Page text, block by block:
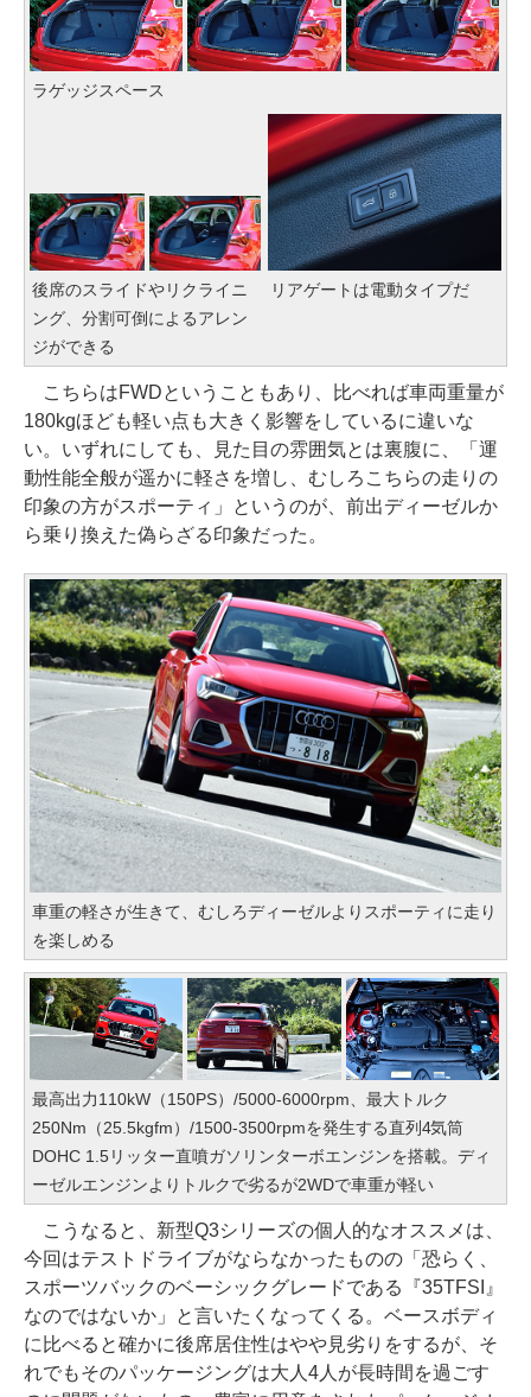
ラゲッジスペース
後席のスライドやリクライニ
ング、分割可倒によるアレン
ジができる
リアゲートは電動タイプだ
こちらはFWDということもあり、比べれば車両重量が
180kgほども軽い点も大きく影響をしているに違いな
い。いずれにしても、見た目の雰囲気とは裏腹に、「運
動性能全般が遥かに軽さを増し、むしろこちらの走りの
印象の方がスポーティ」というのが、前出ディーゼルか
ら乗り換えた偽らざる印象だった。
車重の軽さが生きて、むしろディーゼルよりスポーティに走り
を楽しめる
最高出力110kW（150PS）/5000-6000rpm、最大トルク
250Nm（25.5kgfm）/1500-3500rpmを発生する直列4気筒
DOHC 1.5リッター直噴ガソリンターボエンジンを搭載。ディ
ーゼルエンジンよりトルクで劣るが2WDで車重が軽い
こうなると、新型Q3シリーズの個人的なオススメは、
今回はテストドライブがならなかったものの「恐らく、
スポーツバックのベーシックグレードである『35TFSI』
なのではないか」と言いたくなってくる。ベースボディ
に比べると確かに後席居住性はやや見劣りをするが、そ
れでもそのパッケージングは大人4人が長時間を過ごす